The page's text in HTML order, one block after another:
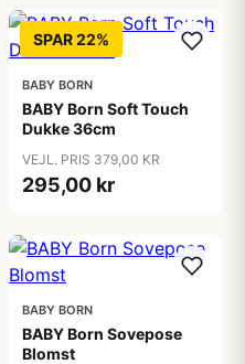
SPAR 22%
BABY BORN
BABY Born Soft Touch
Dukke 36cm
VEJL. PRIS 379,00 KR
295,00 kr
BABY BORN
BABY Born Sovepose
Blomst